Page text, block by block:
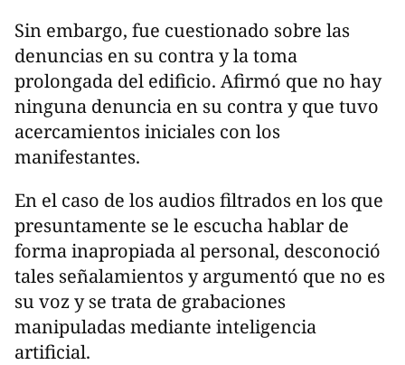
Sin embargo, fue cuestionado sobre las
denuncias en su contra y la toma
prolongada del edificio. Afirmó que no hay
ninguna denuncia en su contra y que tuvo
acercamientos iniciales con los
manifestantes.
En el caso de los audios filtrados en los que
presuntamente se le escucha hablar de
forma inapropiada al personal, desconoció
tales señalamientos y argumentó que no es
su voz y se trata de grabaciones
manipuladas mediante inteligencia
artificial.